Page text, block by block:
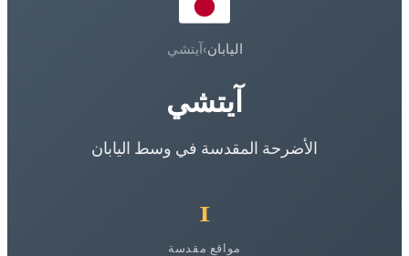
اليابان›آيتشي
آيتشي
الأضرحة المقدسة في وسط اليابان
مواقع مقدسة